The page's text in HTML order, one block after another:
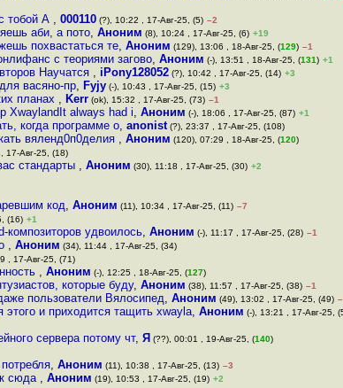
тобой А , 000110 (?), 10:22 , 17-Авг-25, (5) –2
аби, а пото, Аноним (8), 10:24 , 17-Авг-25, (6) +19
похвастаться те, Аноним (129), 13:06 , 18-Авг-25, (129) –1
с теориями загово, Аноним (-), 13:51 , 18-Авг-25, (131) +1
Научатся , iPony128052 (?), 10:42 , 17-Авг-25, (14) +3
вacяно-пр, Fyjy (-), 10:43 , 17-Авг-25, (15) +3
планах , Kerr (ok), 15:32 , 17-Авг-25, (73) –1
XwaylandIt always had i, Аноним (-), 18:06 , 17-Авг-25, (87) +1
когда программе о, anonist (?), 23:37 , 17-Авг-25, (108)
вяленд0п0делия , Аноним (120), 07:29 , 18-Авг-25, (120)
17-Авг-25, (18)
стандарты , Аноним (30), 11:18 , 17-Авг-25, (30) +2
код, Аноним (11), 10:34 , 17-Авг-25, (11) –7
(16) +1
композиторов удвоилось, Аноним (-), 11:17 , 17-Авг-25, (28) –1
, Аноним (34), 11:44 , 17-Авг-25, (34)
, 17-Авг-25, (71)
, Аноним (-), 12:25 , 18-Авг-25, (127)
которые буду, Аноним (38), 11:57 , 17-Авг-25, (38) –1
пользователи Вялосипед, Аноним (49), 13:02 , 17-Авг-25, (49)
и приходится тащить xwayla, Аноним (-), 13:21 , 17-Авг-25,
сервера потому чт, Я (??), 00:01 , 19-Авг-25, (140)
, Аноним (11), 10:38 , 17-Авг-25, (13) –3
сюда , Аноним (19), 10:53 , 17-Авг-25, (19) +2